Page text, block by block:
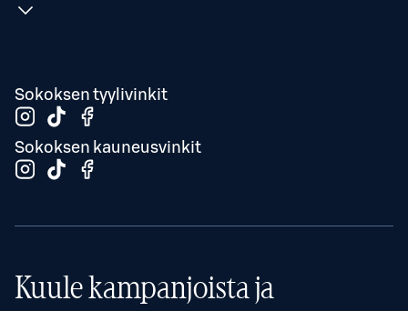
Sokoksen tyylivinkit
Sokoksen kauneusvinkit
Kuule kampanjoista ja